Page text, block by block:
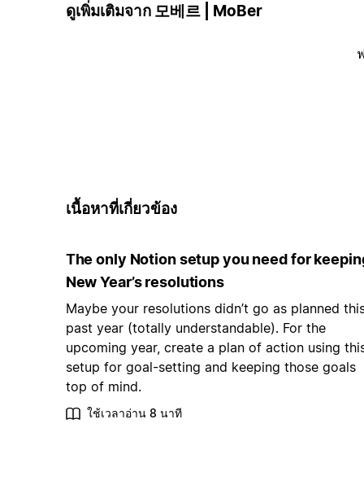
ดูเพิ่มเติมจาก 모베르 | MoBer
เนื้อหาที่เกี่ยวข้อง
The only Notion setup you need for
New Year’s resolutions
Maybe your resolutions didn’t go as planned
past year (totally understandable). For the
upcoming year, create a plan of action using
setup for goal-setting and keeping those goals
top of mind.
ใช้เวลาอ่าน 8 นาที